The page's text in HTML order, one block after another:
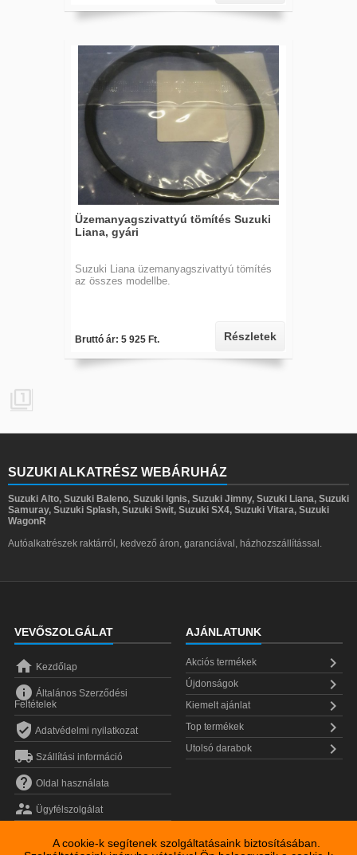
A cookie-k segítenek szolgáltatásaink biztosításában.
Üzemanyagszivattyú tömítés Suzuki
Liana, gyári
Suzuki Liana üzemanyagszivattyú tömítés
az összes modellbe.
Bruttó ár: 5 925 Ft. Részletek

SUZUKI ALKATRÉSZ WEBÁRUHÁZ
Suzuki Alto, Suzuki Baleno, Suzuki Ignis, Suzuki Jimny, Suzuki Liana, Suzuki
Samuray, Suzuki Splash, Suzuki Swit, Suzuki SX4, Suzuki Vitara, Suzuki
WagonR
Autóalkatrészek raktárról, kedvező áron, garanciával, házhozszállítással.
VEVŐSZOLGÁLAT
 Kezdőlap
 Általános Szerződési
Feltételek
 Adatvédelmi nyilatkozat
 Szállítási információ
 Oldal használata
 Ügyfélszolgálat
AJÁNLATUNK
Akciós termékek 
Újdonságok 
Kiemelt ajánlat 
Top termékek 
Utolsó darabok 